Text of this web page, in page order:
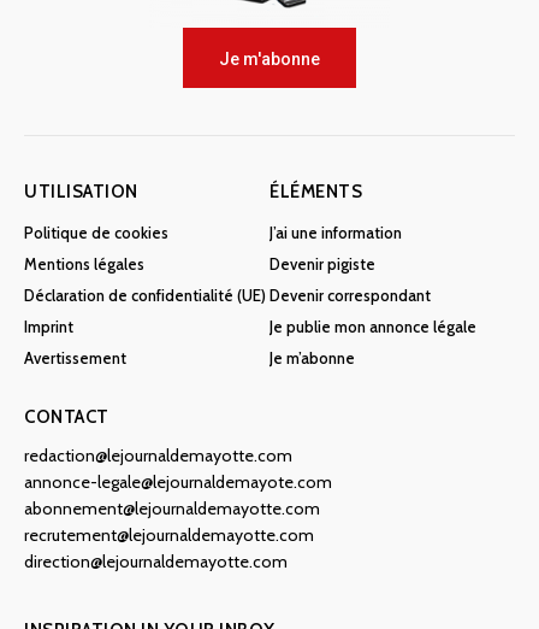
Je m'abonne
UTILISATION
Politique de cookies
Mentions légales
Déclaration de confidentialité (UE)
Imprint
Avertissement
ÉLÉMENTS
J’ai une information
Devenir pigiste
Devenir correspondant
Je publie mon annonce légale
Je m’abonne
CONTACT
redaction@lejournaldemayotte.com
annonce-legale@lejournaldemayote.com
abonnement@lejournaldemayotte.com
recrutement@lejournaldemayotte.com
direction@lejournaldemayotte.com